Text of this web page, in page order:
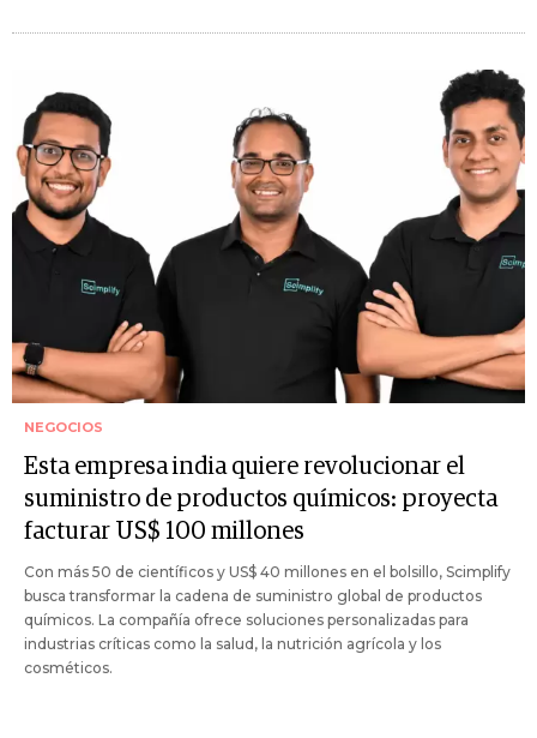
NEGOCIOS
Esta empresa india quiere revolucionar el
suministro de productos químicos: proyecta
facturar US$ 100 millones
Con más 50 de científicos y US$ 40 millones en el bolsillo, Scimplify
busca transformar la cadena de suministro global de productos
químicos. La compañía ofrece soluciones personalizadas para
industrias críticas como la salud, la nutrición agrícola y los
cosméticos.